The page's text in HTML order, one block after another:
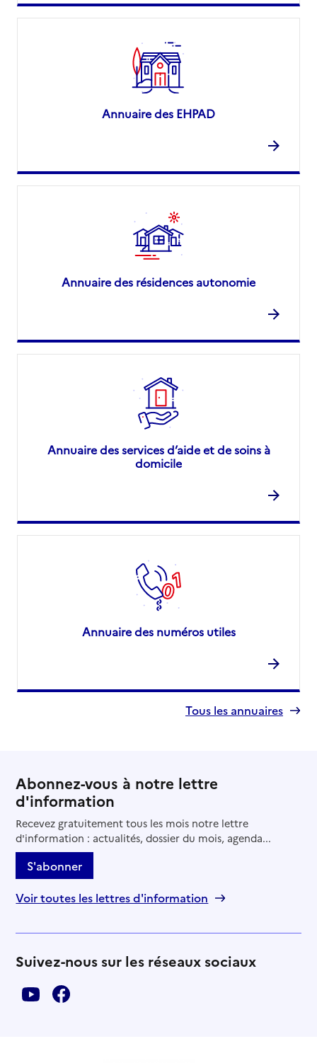
Annuaire des EHPAD
Annuaire des résidences autonomie
Annuaire des services d’aide et de soins à
domicile
Annuaire des numéros utiles
Tous les annuaires
Abonnez-vous à notre lettre
d'information
Recevez gratuitement tous les mois notre lettre
d'information : actualités, dossier du mois, agenda...
S'abonner
Voir toutes les lettres d'information
Suivez-nous sur les réseaux sociaux